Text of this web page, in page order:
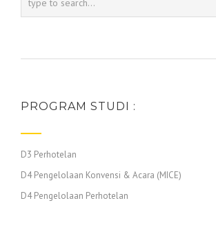
PROGRAM STUDI :
D3 Perhotelan
D4 Pengelolaan Konvensi & Acara (MICE)
D4 Pengelolaan Perhotelan